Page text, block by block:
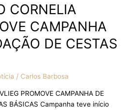
CORNELIA
CAMPANHA
DE CESTAS
/ Carlos Barbosa
PROMOVE CAMPANHA DE
BÁSICAS Campanha teve início